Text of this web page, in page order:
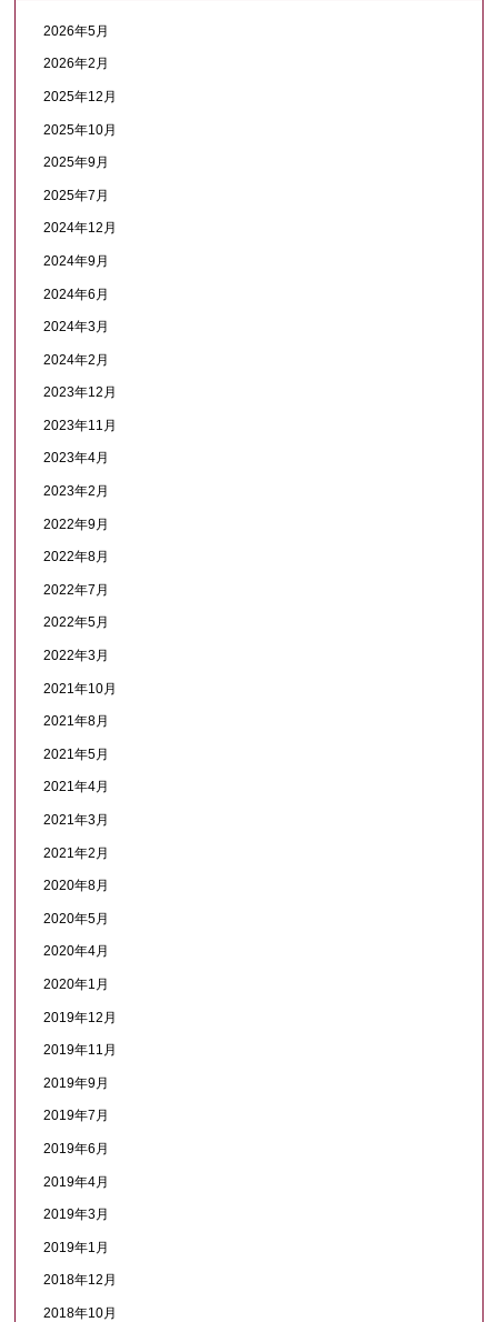
2026年5月
2026年2月
2025年12月
2025年10月
2025年9月
2025年7月
2024年12月
2024年9月
2024年6月
2024年3月
2024年2月
2023年12月
2023年11月
2023年4月
2023年2月
2022年9月
2022年8月
2022年7月
2022年5月
2022年3月
2021年10月
2021年8月
2021年5月
2021年4月
2021年3月
2021年2月
2020年8月
2020年5月
2020年4月
2020年1月
2019年12月
2019年11月
2019年9月
2019年7月
2019年6月
2019年4月
2019年3月
2019年1月
2018年12月
2018年10月